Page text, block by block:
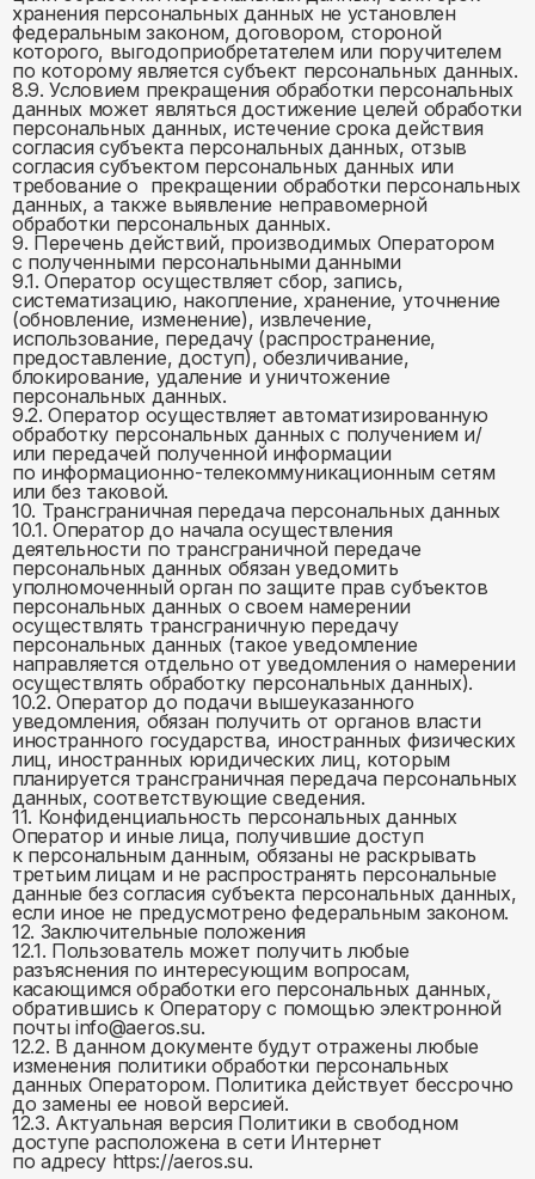
хранения персональных данных не установлен
федеральным законом, договором, стороной
которого, выгодоприобретателем или поручителем
по которому является субъект персональных данных.
8.9. Условием прекращения обработки персональных
данных может являться достижение целей обработки
персональных данных, истечение срока действия
согласия субъекта персональных данных, отзыв
согласия субъектом персональных данных или
требование о прекращении обработки персональных
данных, а также выявление неправомерной
обработки персональных данных.
9. Перечень действий, производимых Оператором
с полученными персональными данными
9.1. Оператор осуществляет сбор, запись,
систематизацию, накопление, хранение, уточнение
(обновление, изменение), извлечение,
использование, передачу (распространение,
предоставление, доступ), обезличивание,
блокирование, удаление и уничтожение
персональных данных.
9.2. Оператор осуществляет автоматизированную
обработку персональных данных с получением и/
или передачей полученной информации
по информационно-телекоммуникационным сетям
или без таковой.
10. Трансграничная передача персональных данных
10.1. Оператор до начала осуществления
деятельности по трансграничной передаче
персональных данных обязан уведомить
уполномоченный орган по защите прав субъектов
персональных данных о своем намерении
осуществлять трансграничную передачу
персональных данных (такое уведомление
направляется отдельно от уведомления о намерении
осуществлять обработку персональных данных).
10.2. Оператор до подачи вышеуказанного
уведомления, обязан получить от органов власти
иностранного государства, иностранных физических
лиц, иностранных юридических лиц, которым
планируется трансграничная передача персональных
данных, соответствующие сведения.
11. Конфиденциальность персональных данных
Оператор и иные лица, получившие доступ
к персональным данным, обязаны не раскрывать
третьим лицам и не распространять персональные
данные без согласия субъекта персональных данных,
если иное не предусмотрено федеральным законом.
12. Заключительные положения
12.1. Пользователь может получить любые
разъяснения по интересующим вопросам,
касающимся обработки его персональных данных,
обратившись к Оператору с помощью электронной
почты info@aeros.su.
12.2. В данном документе будут отражены любые
изменения политики обработки персональных
данных Оператором. Политика действует бессрочно
до замены ее новой версией.
12.3. Актуальная версия Политики в свободном
доступе расположена в сети Интернет
по адресу https://aeros.su.